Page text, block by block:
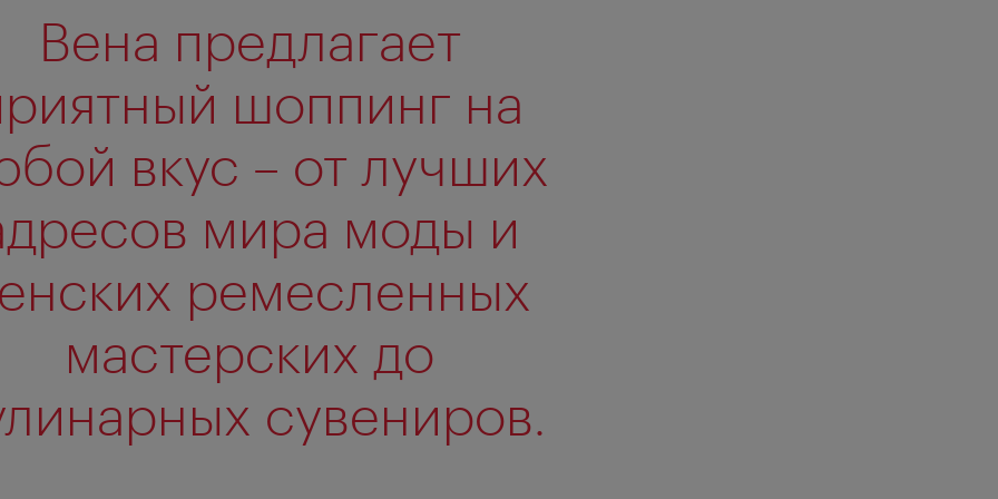
Вена предлагает
шоппинг на
вкус – от лучших
мира моды и
ремесленных
мастерских до
сувениров.